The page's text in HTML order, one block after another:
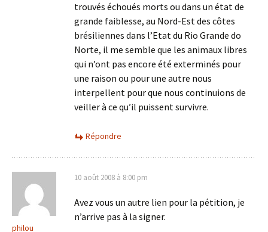
trouvés échoués morts ou dans un état de
grande faiblesse, au Nord-Est des côtes
brésiliennes dans l’Etat du Rio Grande do
Norte, il me semble que les animaux libres
qui n’ont pas encore été exterminés pour
une raison ou pour une autre nous
interpellent pour que nous continuions de
veiller à ce qu’il puissent survivre.
Répondre
philou
10 août 2008 à 8:00 pm
Avez vous un autre lien pour la pétition, je
n’arrive pas à la signer.